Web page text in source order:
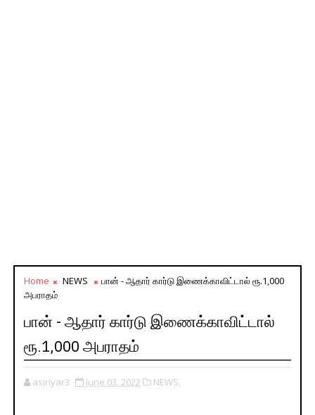
Home NEWS
பான் - ஆதார் கார்டு இணைக்காவிட்டால் ரூ.1,000
அபராதம்
பான் - ஆதார் கார்டு இணைக்காவிட்டால்
ரூ.1,000 அபராதம்
asiriyar3 June 03, 2022 NEWS,